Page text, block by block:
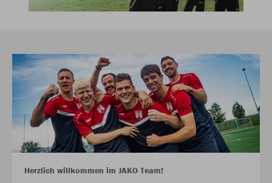
Herzlich willkommen im JAKO Team!